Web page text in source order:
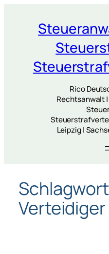
springen
Rico
Rechtsanwalt
Leipzig |
Verteidiger